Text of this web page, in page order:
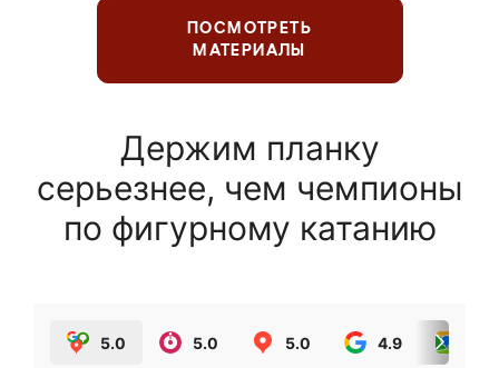
ПОСМОТРЕТЬ
МАТЕРИАЛЫ
Держим планку
серьезнее, чем чемпионы
по фигурному катанию
5.0 5.0 5.0 4.9